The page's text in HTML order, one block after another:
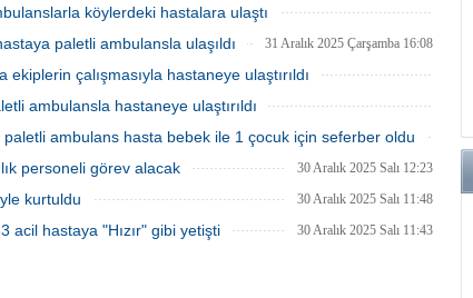
köylerdeki hastalara ulaştı
31 Aralık 2025 Çarşamba 16:33
paletli ambulansla ulaşıldı 31 Aralık 2025 Çarşamba 16:08
çalışmasıyla hastaneye ulaştırıldı
ambulansla hastaneye ulaştırıldı
31 Aralık 2025 Çarşamba 14:58
ambulans hasta bebek ile 1 çocuk için seferber oldu
31 Aralık 2025 Çarşamba 14:43
personeli görev alacak 30 Aralık 2025 Salı 12:23
kurtuldu 30 Aralık 2025 Salı 11:48
acil hastaya "Hızır" gibi yetişti 30 Aralık 2025 Salı 11:43